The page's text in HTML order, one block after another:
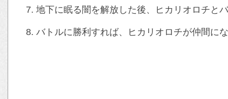
地下に眠る闇を解放した後、ヒカリオロチと
バトルに勝利すれば、ヒカリオロチが仲間に